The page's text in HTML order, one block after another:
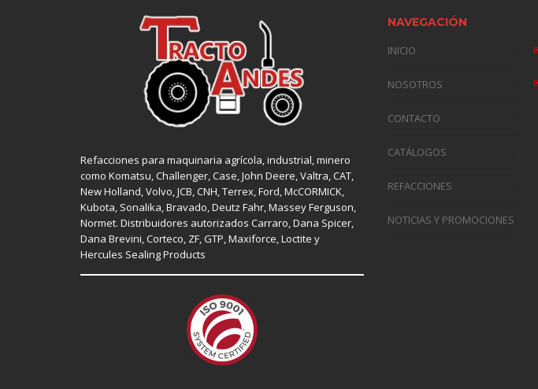
Refacciones para maquinaria agrícola, industrial, minero
como Komatsu, Challenger,Case,John Deere, Valtra,CAT,
New Holland, Volvo,JCB,CNH, Terrex,Ford, McCORMICK,
Kubota, Sonalika, Bravado, Deutz Fahr,Massey Ferguson,
Normet. Distribuidores autorizados Carraro,Dana Spicer,
Dana Brevini,Corteco, ZF,GTP,Maxiforce,Loctite y
Hercules Sealing Products
NAVEGACIÓN
INICIO
NOSOTROS
CONTACTO
CATÁLOGOS
REFACCIONES
NOTICIAS Y PROMOCIONES